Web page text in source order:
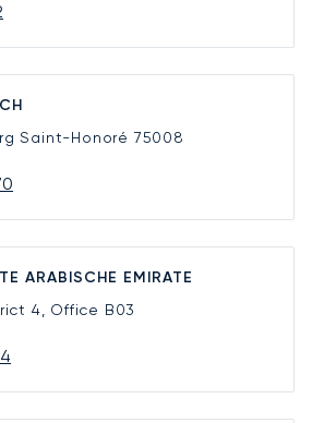
Saint-Honoré 75008
ARABISCHE EMIRATE
4, Office B03